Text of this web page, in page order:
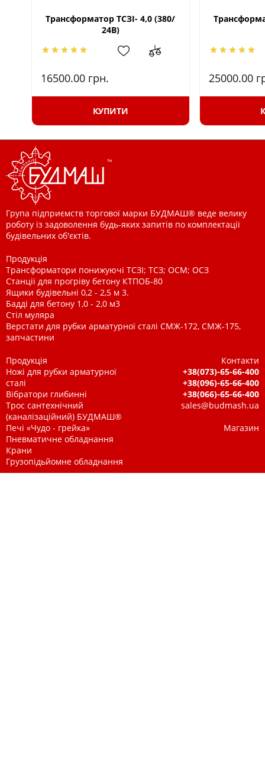
Трансформатор ТСЗІ- 4,0 (380/
24В)
16500.00 грн.
КУПИТИ
25000.00
Група підприємств торгової марки БУДМАШ® веде велику
роботу із задоволення будь-яких запитів по комплектації
будівельних об'єктів.
Продукція
Трансформатори понижуючі ТСЗІ; ТСЗ; ОСМ; ОСЗ
Станції для прогріву бетону КТПОБ-80
Ящики будівельні 0,2 - 2,5 м 3.
Бадді для бетону 1,0 - 2,0 м3
Стіл муляра
Верстати для рубки арматурної сталі СМЖ-172, СМЖ-175,
запчастини
Продукція
Ножі для рубки арматурної
сталі
Вібратори глибинні
Трос сантехнічний
(каналізаційний) БУДМАШ®
Печі «Чудо - грейка»
Пневматичне обладнання
Крани
Грузопідьйомне обладнання
Контакти
+38(073)-65-66-400
+38(096)-65-66-400
+38(066)-65-66-400
sales@budmash.ua
Магазин